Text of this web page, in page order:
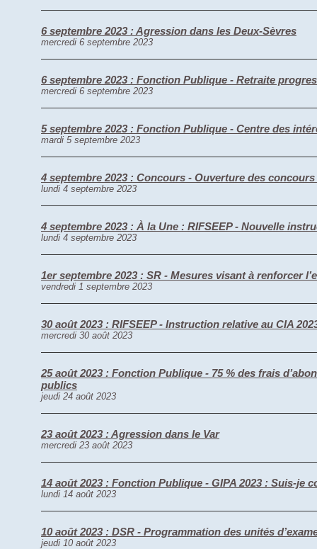
6 septembre 2023 : Agression dans les Deux-Sèvres
mercredi 6 septembre 2023
6 septembre 2023 : Fonction Publique - Retraite
mercredi 6 septembre 2023
5 septembre 2023 : Fonction Publique - Centre des
mardi 5 septembre 2023
4 septembre 2023 : Concours - Ouverture des
lundi 4 septembre 2023
4 septembre 2023 : À la Une : RIFSEEP - Nouvelle
lundi 4 septembre 2023
1er septembre 2023 : SR - Mesures visant à renforcer
vendredi 1 septembre 2023
30 août 2023 : RIFSEEP - Instruction relative au CIA
mercredi 30 août 2023
25 août 2023 : Fonction Publique - 75 % des frais
publics
jeudi 24 août 2023
23 août 2023 : Agression dans le Var
mercredi 23 août 2023
14 août 2023 : Fonction Publique - GIPA 2023 : Suis-je
lundi 14 août 2023
10 août 2023 : DSR - Programmation des unités
jeudi 10 août 2023